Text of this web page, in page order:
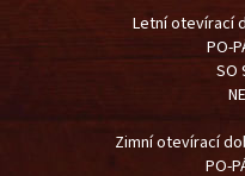
Letní otevírací
PO-
SO
Zimní otevírací
PO-